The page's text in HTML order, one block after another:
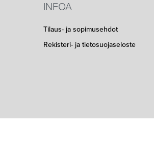
INFOA
Tilaus- ja sopimusehdot
Rekisteri- ja tietosuojaseloste